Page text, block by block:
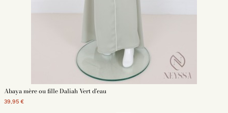
Abaya mère ou fille Daliah Vert d'eau
39,95 €